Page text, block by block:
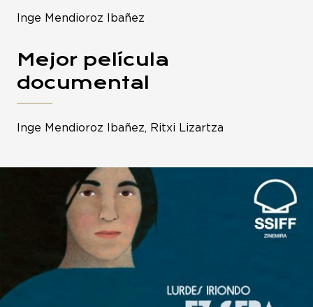
Inge Mendioroz Ibañez
Mejor película
documental
Inge Mendioroz Ibañez, Ritxi Lizartza